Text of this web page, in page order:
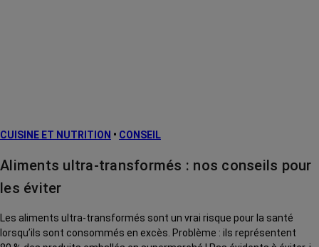
Traitements
La vie autour
CUISINE ET NUTRITION • CONSEIL
Aliments ultra-transformés : nos conseils pour
les éviter
Les aliments ultra-transformés sont un vrai risque pour la santé
lorsqu’ils sont consommés en excès. Problème : ils représentent